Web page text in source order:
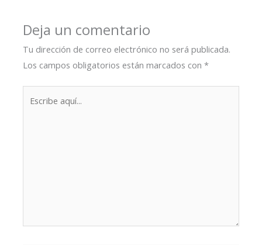
Deja un comentario
Tu dirección de correo electrónico no será publicada.
Los campos obligatorios están marcados con*